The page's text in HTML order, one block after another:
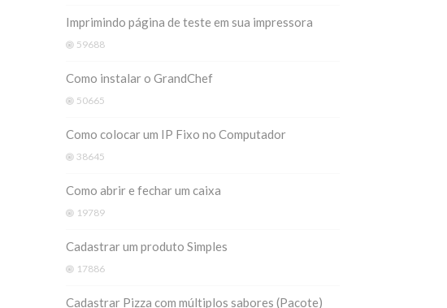
Imprimindo página de teste em sua impressora
59688
Como instalar o GrandChef
50665
Como colocar um IP Fixo no Computador
38645
Como abrir e fechar um caixa
19789
Cadastrar um produto Simples
17886
Cadastrar Pizza com múltiplos sabores (Pacote)